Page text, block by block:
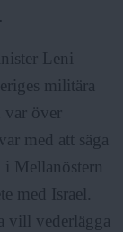
Leni
militära
var över
med att säga
Mellanöstern
med Israel.
vill vederlägga